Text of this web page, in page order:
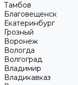
Тамбов
Благовещенск
Екатеринбург
Грозный
Воронеж
Вологда
Волгоград
Владимир
Владикавказ